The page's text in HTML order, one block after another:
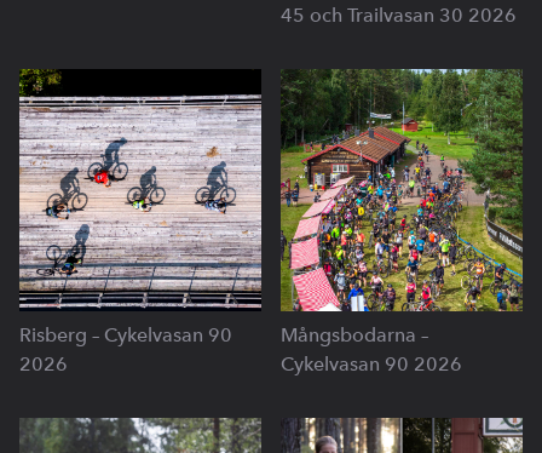
45 och Trailvasan 30 2026
Risberg – Cykelvasan 90
2026
Mångsbodarna –
Cykelvasan 90 2026